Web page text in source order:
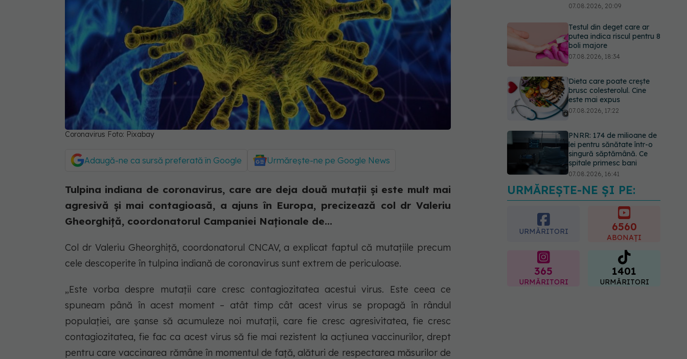
Coronavirus Foto: Pixabay
Adaugă-ne ca sursă preferată în Google Urmărește-ne pe Google News
Tulpina indiana de coronavirus, care are deja două mutații și este mult mai
agresivă și mai contagioasă, a ajuns în Europa, precizează col dr Valeriu
Gheorghiță, coordonatorul Campaniei Naționale de...
Col dr Valeriu Gheorghiță, coordonatorul CNCAV, a explicat faptul că mutațiile precum
cele descoperite în tulpina indiană de coronavirus sunt extrem de periculoase.
„Este vorba despre mutații care cresc contagiozitatea acestui virus. Este ceea ce
spuneam până în acest moment – atât timp cât acest virus se propagă în rândul
populației, are șanse să acumuleze noi mutații, care fie cresc agresivitatea, fie cresc
contagiozitatea, fie fac ca acest virus să fie mai rezistent la acțiunea vaccinurilor, drept
pentru care vaccinarea rămâne în momentul de față, alături de respectarea măsurilor de
07.08.2026, 20:09
Testul din deget care ar
putea indica riscul pentru 8
boli majore
07.08.2026, 18:34
Dieta care poate crește
brusc colesterolul. Cine
este mai expus
07.08.2026, 17:22
PNRR: 174 de milioane de
lei pentru sănătate într-o
singură săptămână. Ce
spitale primesc bani
07.08.2026, 16:41
Ce spune culoarea ta
preferată despre vârsta
pe care o ai. Care este
"codul cromatic" al
URMĂREȘTE-NE ȘI PE:
URMĂRITORI 6560
ABONAȚI
365
URMĂRITORI
1401
URMĂRITORI